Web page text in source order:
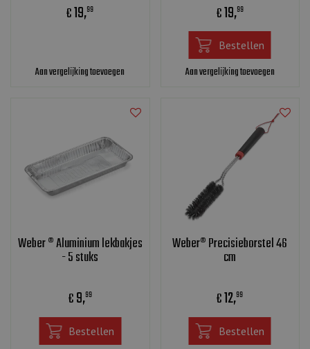
€19,99
Aan vergelijking toevoegen
€19,99
Bestellen
Aan vergelijking toevoegen
Weber ® Aluminium lekbakjes
- 5 stuks
€9,99
Bestellen
Weber® Precisieborstel 46
cm
€12,99
Bestellen